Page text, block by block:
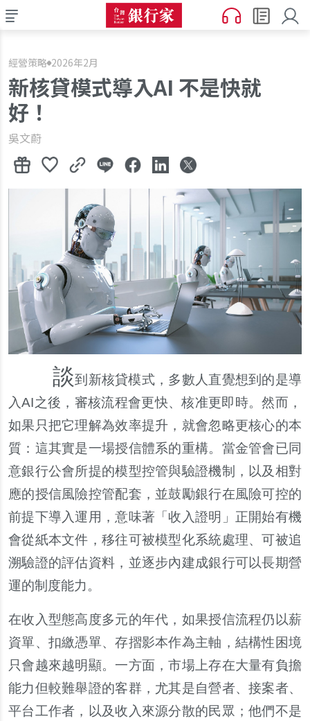
經營策略 2026年2月
新核貸模式導入AI 不是快就
好！
吳文蔚
談到新核貸模式，多數人直覺想到的是導
入AI之後，審核流程會更快、核准更即時。然而，
如果只把它理解為效率提升，就會忽略更核心的本
質：這其實是一場授信體系的重構。當金管會已同
意銀行公會所提的模型控管與驗證機制，以及相對
應的授信風險控管配套，並鼓勵銀行在風險可控的
前提下導入運用，意味著「收入證明」正開始有機
會從紙本文件，移往可被模型化系統處理、可被追
溯驗證的評估資料，並逐步內建成銀行可以長期營
運的制度能力。
在收入型態高度多元的年代，如果授信流程仍以薪
資單、扣繳憑單、存摺影本作為主軸，結構性困境
只會越來越明顯。一方面，市場上存在大量有負擔
能力但較難舉證的客群，尤其是自營者、接案者、
平台工作者，以及收入來源分散的民眾；他們不是